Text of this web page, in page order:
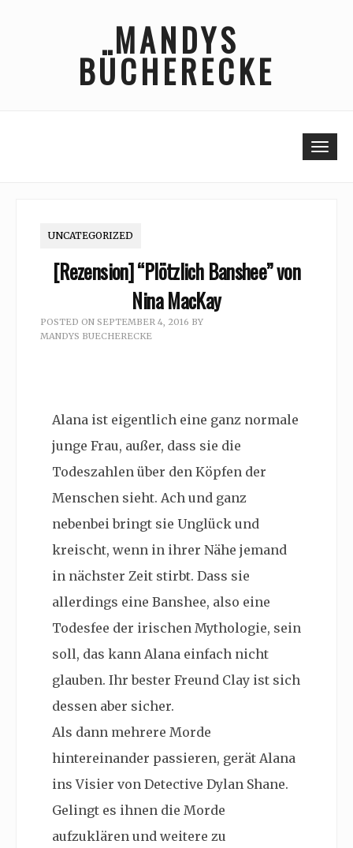
MANDYS
BÜCHERECKE
UNCATEGORIZED
[Rezension] “Plötzlich Banshee” von
Nina MacKay
POSTED ON SEPTEMBER 4, 2016 BY
MANDYS BUECHERECKE
Alana ist eigentlich eine ganz normale
junge Frau, außer, dass sie die
Todeszahlen über den Köpfen der
Menschen sieht. Ach und ganz
nebenbei bringt sie Unglück und
kreischt, wenn in ihrer Nähe jemand
in nächster Zeit stirbt. Dass sie
allerdings eine Banshee, also eine
Todesfee der irischen Mythologie, sein
soll, das kann Alana einfach nicht
glauben. Ihr bester Freund Clay ist sich
dessen aber sicher.
Als dann mehrere Morde
hintereinander passieren, gerät Alana
ins Visier von Detective Dylan Shane.
Gelingt es ihnen die Morde
aufzuklären und weitere zu